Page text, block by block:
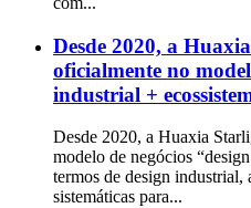
Desde 2020, a
oficialmente no
industrial +
Desde 2020, a Huaxia
modelo de negócios
termos de design industrial,
sistemáticas para...